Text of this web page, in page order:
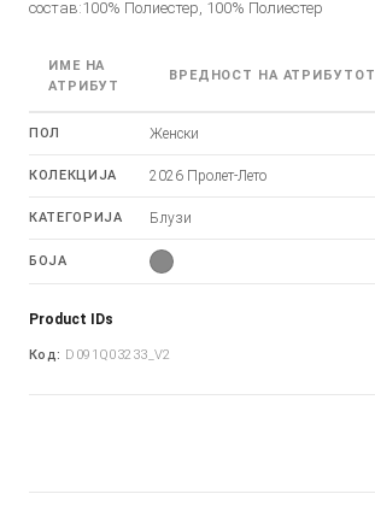
состав:100% Полиестер, 100% Полиестер
ИМЕ НА
АТРИБУТ
ВРЕДНОСТ НА АТРИБУТОТ
ПОЛ Женски
КОЛЕКЦИЈА 2026 Пролет-Лето
КАТЕГОРИЈА Блузи
БОЈА
Product IDs
Код: D091Q03233_V2